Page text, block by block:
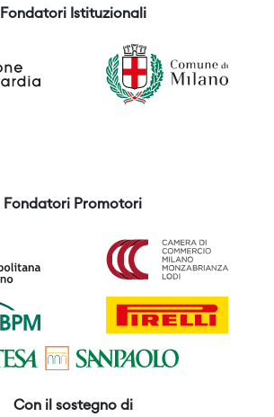
Fondatori Istituzionali
Fondatori Promotori
Con il sostegno di